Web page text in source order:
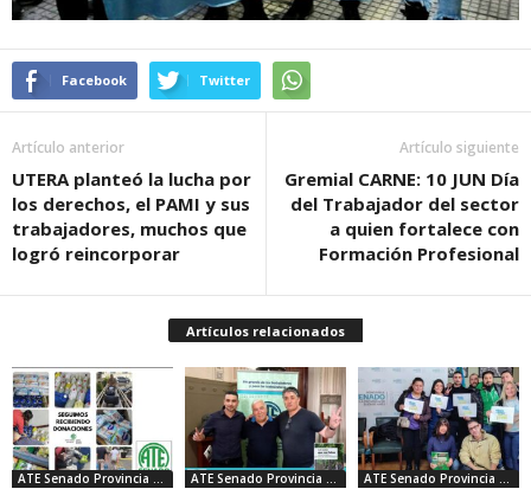
Facebook Twitter
Artículo anterior
UTERA planteó la lucha por
los derechos, el PAMI y sus
trabajadores, muchos que
logró reincorporar
Artículo siguiente
Gremial CARNE: 10 JUN Día
del Trabajador del sector
a quien fortalece con
Formación Profesional
Artículos relacionados
ATE Senado Provincia Bs. As. ATE Senado Provincia Bs. As. ATE Senado Provincia Bs. As.